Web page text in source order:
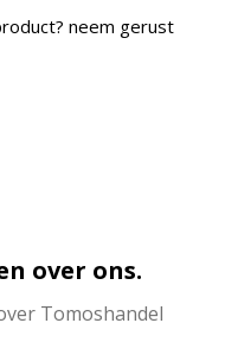
neem gerust
over ons.
Tomoshandel